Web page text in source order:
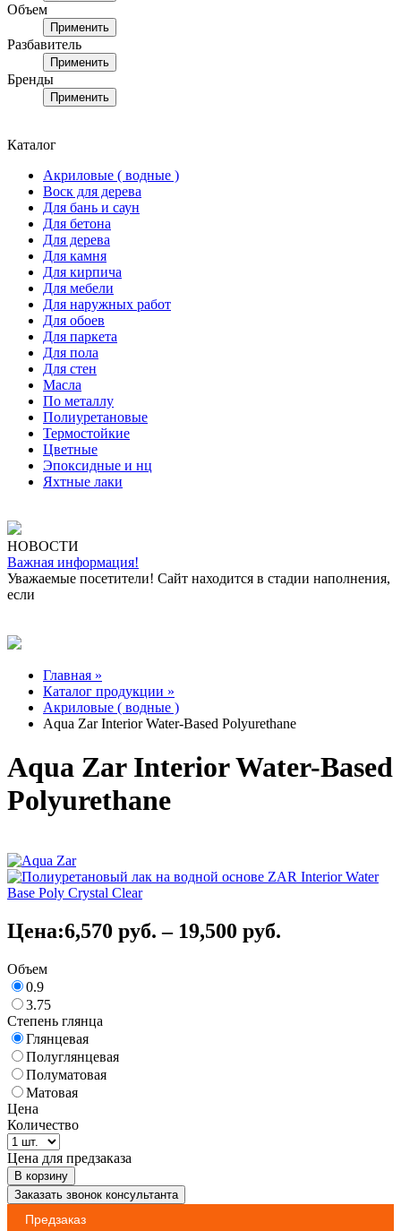
Объем
Применить
Разбавитель
Применить
Бренды
Применить
Каталог
Акриловые ( водные )
Воск для дерева
Для бань и саун
Для бетона
Для дерева
Для камня
Для кирпича
Для мебели
Для наружных работ
Для обоев
Для паркета
Для пола
Для стен
Масла
По металлу
Полиуретановые
Термостойкие
Цветные
Эпоксидные и нц
Яхтные лаки
НОВОСТИ
Важная информация!
Уважаемые посетители! Сайт находится в стадии наполнения,
если
Главная »
Каталог продукции »
Акриловые ( водные )
Aqua Zar Interior Water-Based Polyurethane
Aqua Zar Interior Water-Based
Polyurethane
Цена:6,570 руб. – 19,500 руб.
Объем
0.9
3.75
Степень глянца
Глянцевая
Полуглянцевая
Полуматовая
Матовая
Цена
Количество
Цена для предзаказа
В корзину
Заказать звонок консультанта
Предзаказ